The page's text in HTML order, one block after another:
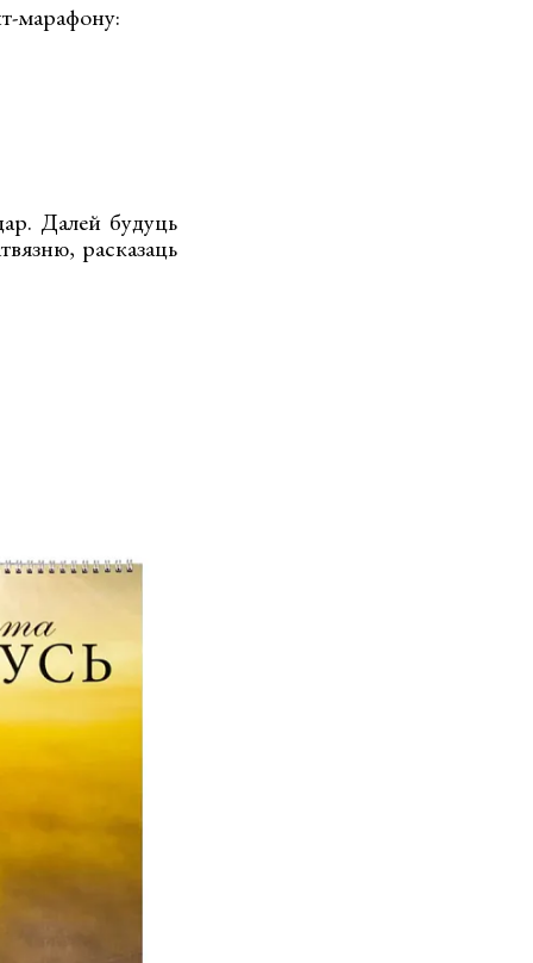
марафону:
Далей будуць
расказаць